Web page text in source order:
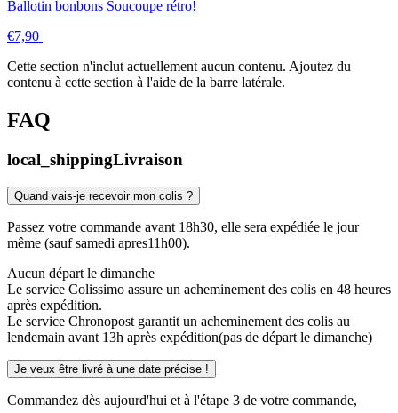
Ballotin bonbons Soucoupe rétro!
€7,90
Cette section n'inclut actuellement aucun contenu. Ajoutez du
contenu à cette section à l'aide de la barre latérale.
FAQ
local_shippingLivraison
Quand vais-je recevoir mon colis ?
Passez votre commande avant 18h30, elle sera expédiée le jour
même (sauf samedi apres11h00).
Aucun départ le dimanche
Le service Colissimo assure un acheminement des colis en 48 heures
après expédition.
Le service Chronopost garantit un acheminement des colis au
lendemain avant 13h après expédition(pas de départ le dimanche)
Je veux être livré à une date précise !
Commandez dès aujourd'hui et à l'étape 3 de votre commande,